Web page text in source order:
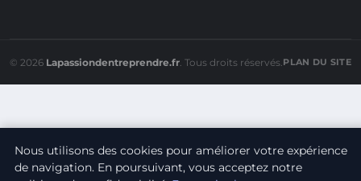
© 2026 Lapassiondentreprendre.fr. Tous droits réservés.PLAN DU SITE
Nous utilisons des cookies pour améliorer votre expérience
de navigation. En poursuivant, vous acceptez notre